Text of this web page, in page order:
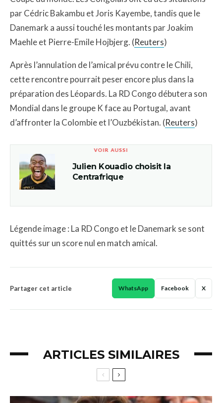
par Cédric Bakambu et Joris Kayembe, tandis que le
Danemark a aussi touché les montants par Joakim
Maehle et Pierre-Emile Hojbjerg. (Reuters)
Après l’annulation de l’amical prévu contre le Chili,
cette rencontre pourrait peser encore plus dans la
préparation des Léopards. La RD Congo débutera son
Mondial dans le groupe K face au Portugal, avant
d’affronter la Colombie et l’Ouzbékistan. (Reuters)
VOIR AUSSI
Julien Kouadio choisit la
Centrafrique
Légende image : La RD Congo et le Danemark se sont
quittés sur un score nul en match amical.
Partager cet article WhatsApp Facebook X
ARTICLES SIMILAIRES